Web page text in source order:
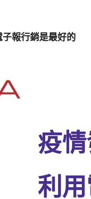
報行銷是最好的
疫
利